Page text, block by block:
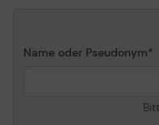
Farbe
Name oder Pseudonym